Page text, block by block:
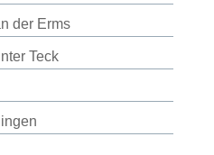
der Erms
Teck